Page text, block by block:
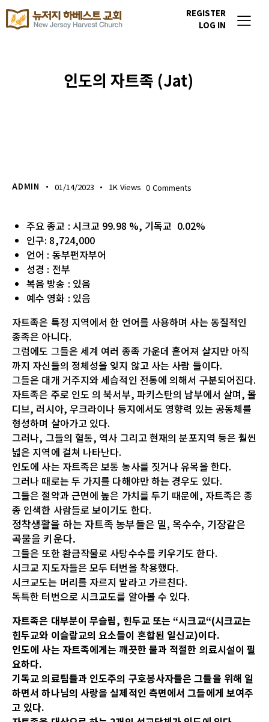
REGISTER
LOG IN
인도의 자트족 (Jat)
ADMIN 01/14/2023 1K Views 0 Comments
주요 종교 : 시크교 99.98 %, 기독교 0.02%
인구: 8,724,000
언어 : 동부펀자부어
성경 : 전부
복음 방송 : 있음
예수 영화 : 있음
자트족은 특정 지역에서 한 언어를 사용하며 사는 동질적인
종족은 아니다.
그럼에도 그들은 세계 여러 종족 가운데 흩어져 살지만 아직
까지 자신들의 정체성을 잊지 않고 사는 사람 들이다.
그들은 대개 거주지와 세습적인 전통에 의해서 구분되어진다.
자트족은 주로 인도 의 북서부, 파키스탄의 남부에서 살며, 몰
디브, 러시아, 우크라이나 등지에서도 영향력 있는 공동체를
형성하며 살아가고 있다.
그러나, 그들의 혈통, 역사 그리고 현재의 분포지역 등은 훨씬
넓은 지역에 걸쳐 나타난다.
인도에 사는 자트족은 보통 농사를 짓거나 유목을 한다.
그러나 때로는 두 가지를 다해야만 하는 경우도 있다.
그들은 절약과 근면에 높은 가치를 두기 때문에, 자트족은 종
종 인색한 사람들로 보이기도 한다.
정착생활을 하는 자트족 농부들은 밀, 옥수수, 기장같은
곡물을 키운다.
그들은 또한 환금작물로 사탕수수를 키우기도 한다.
시크교 지도자들은 모두 터번을 착용했다.
시크교도는 머리를 자르지 말라고 가르친다.
독특한 터번으로 시크교도를 알아볼 수 있다.
자트족은 대부분이 무슬림, 힌두교 또는“시크교“(시크교는
힌두교와 이슬람교의 요소들이 혼합된 일신교)이다.
인도에 사는 자트족에게는 깨끗한 물과 적절한 의료시설이 필
요하다.
기독교 의료팀들과 인도주의 구호봉사자들은 그들을 위해 일
하면서 하나님의 사랑을 실제적인 측면에서 그들에게 보여주
고 있다.